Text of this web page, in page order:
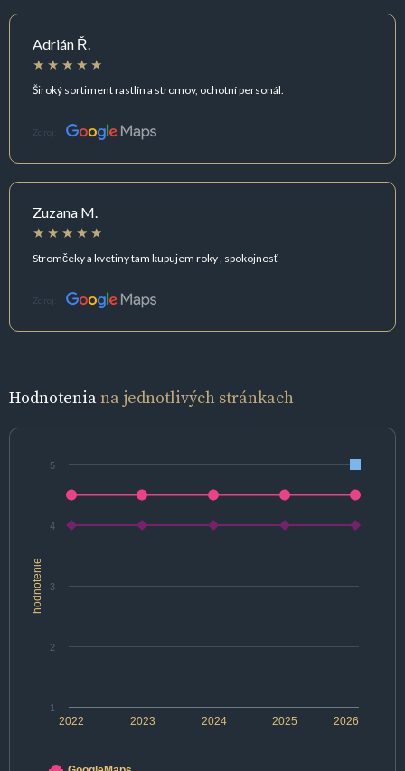
Adrián Ř.
Široký sortiment rastlín a stromov, ochotní personál.
Zdroj:
Zuzana M.
Stromčeky a kvetiny tam kupujem roky , spokojnosť
Zdroj:
Hodnoteniana jednotlivých stránkach
hodnotenie
2022 2024 2026
2023 2025
1
2
3
4
5